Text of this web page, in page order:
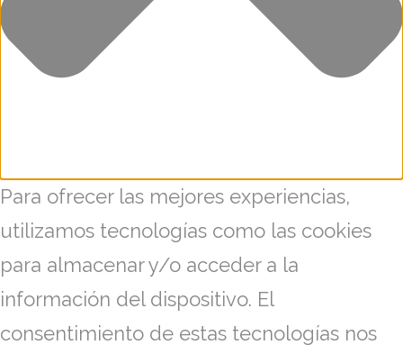
Para ofrecer las mejores experiencias,
utilizamos tecnologías como las cookies
para almacenar y/o acceder a la
información del dispositivo. El
consentimiento de estas tecnologías nos